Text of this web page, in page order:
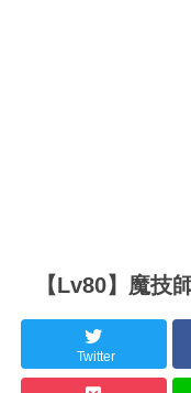
【Lv80】魔技
Twitter